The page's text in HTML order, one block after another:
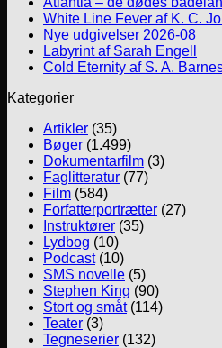
White Line Fever af K. C.
Nye udgivelser 2026-08
Labyrint af Sarah Engell
Cold Eternity af S. A.
Kategorier
Artikler (35)
Bøger (1.499)
Dokumentarfilm (3)
Faglitteratur (77)
Film (584)
Forfatterportrætter (27)
Instruktører (35)
Lydbog (10)
Podcast(10)
SMS novelle (5)
Stephen King (90)
Stort og småt(114)
Teater (3)
Tegneserier (132)